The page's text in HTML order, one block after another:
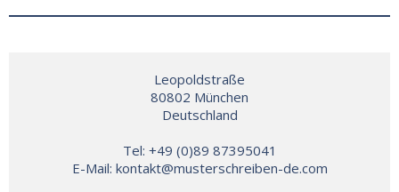
Leopoldstraße
80802 München
Deutschland
Tel: +49 (0)89 87395041
E-Mail: kontakt@musterschreiben-de.com